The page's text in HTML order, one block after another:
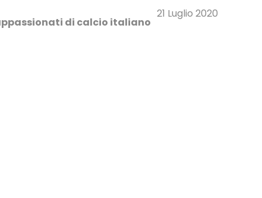
di calcio italiano
21 Luglio 2020